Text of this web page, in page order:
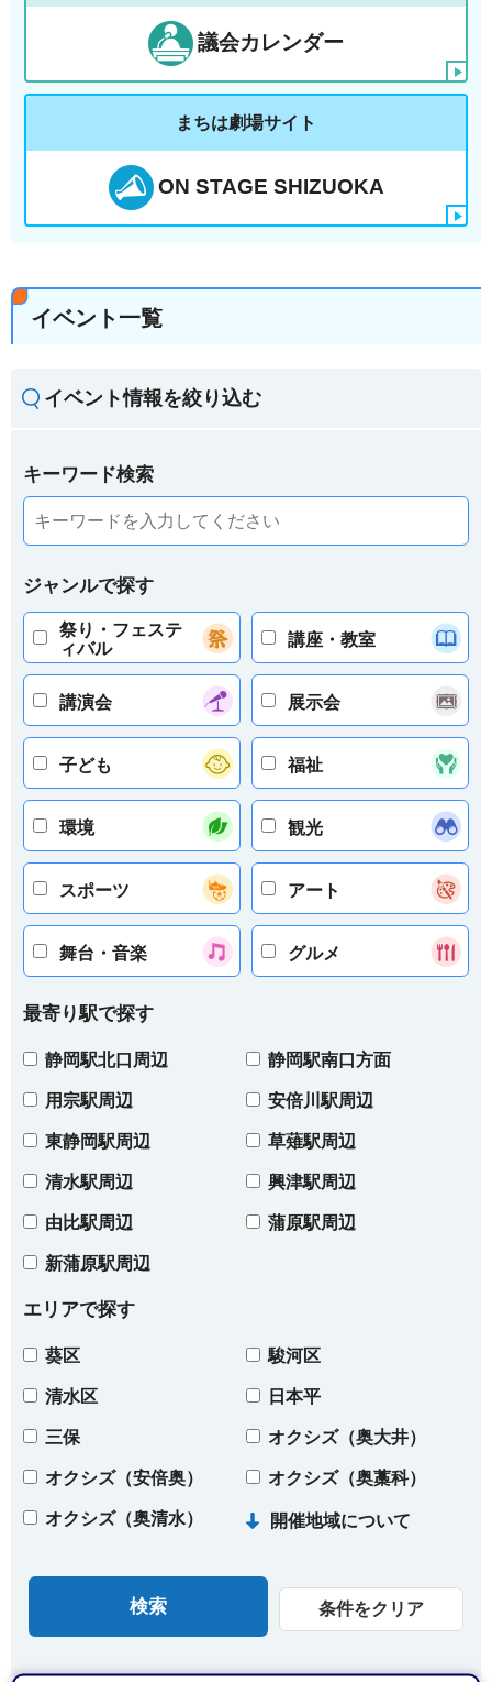
議会カレンダー
まちは劇場サイト
ON STAGE SHIZUOKA
イベント一覧
イベント情報を絞り込む
キーワード検索
ジャンルで探す
祭り・フェステ
ィバル
講座・教室
講演会 展示会
子ども 福祉
環境 観光
スポーツ アート
舞台・音楽 グルメ
最寄り駅で探す
静岡駅北口周辺 静岡駅南口方面
用宗駅周辺 安倍川駅周辺
東静岡駅周辺 草薙駅周辺
清水駅周辺 興津駅周辺
由比駅周辺 蒲原駅周辺
新蒲原駅周辺
エリアで探す
葵区 駿河区
清水区 日本平
三保 オクシズ（奥大井）
オクシズ（安倍奥） オクシズ（奥藁科）
オクシズ（奥清水） 開催地域について
条件をクリア